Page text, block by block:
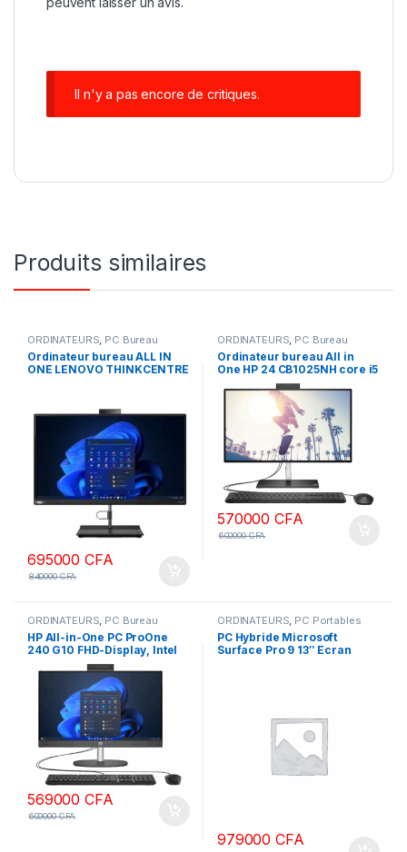
Il n'y a pas encore de critiques.
Produits similaires
ORDINATEURS, PC Bureau
Ordinateur bureau ALL IN
ONE LENOVO THINKCENTRE
SSD ECRAN 27 Pouces
Windows 11 Pro
695000CFA
840000CFA
ORDINATEURS, PC Bureau
Ordinateur bureau All in
One HP 24 CB1025NH core i5
8gb Ram 512 SSD écran 24
pouces, non tactile 12ème
génération
570000CFA
600000CFA
ORDINATEURS, PC Bureau
HP All-in-One PC ProOne
240 G10 FHD-Display, Intel
i5-1335U, 8GB RAM, 512GB
SSD écran 24 pouces
569000CFA
600000CFA
ORDINATEURS, PC Portables
PC Hybride Microsoft
Surface Pro 9 13″ Ecran
979000CFA